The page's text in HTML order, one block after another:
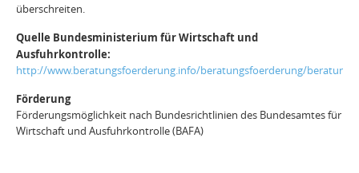
überschreiten.
Quelle Bundesministerium für Wirtschaft und
Ausfuhrkontrolle:
http://www.beratungsfoerderung.info/beratungsfoerderung/
Förderung
Förderungsmöglichkeit nach Bundesrichtlinien des Bundesamtes für
Wirtschaft und Ausfuhrkontrolle (BAFA)